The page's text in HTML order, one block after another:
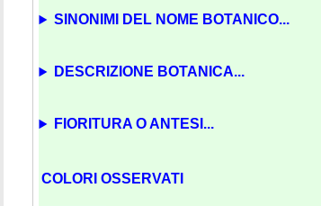
SINONIMI DEL NOME BOTANICO...
DESCRIZIONE BOTANICA...
FIORITURA O ANTESI...
COLORI OSSERVATI